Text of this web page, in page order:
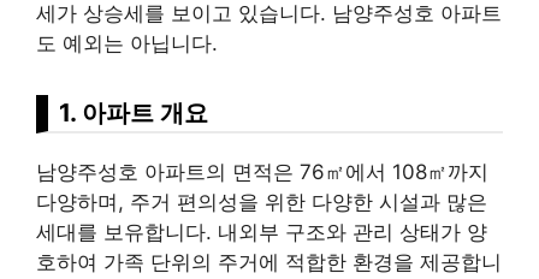
세가 상승세를 보이고 있습니다. 남양주성호 아파트
도 예외는 아닙니다.
1. 아파트 개요
남양주성호 아파트의 면적은 76㎡에서 108㎡까지
다양하며, 주거 편의성을 위한 다양한 시설과 많은
세대를 보유합니다. 내외부 구조와 관리 상태가 양
호하여 가족 단위의 주거에 적합한 환경을 제공합니